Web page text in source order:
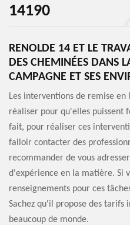
14190
RENOLDE 14 ET LE
DES CHEMINÉES DANS
CAMPAGNE ET SES
Les interventions de remise
réaliser pour qu'elles puissent
fait, pour réaliser ces
falloir contacter des
recommander de vous
d'expérience en la matière. Si
renseignements pour ces
Sachez qu'il propose des tarifs
beaucoup de monde.